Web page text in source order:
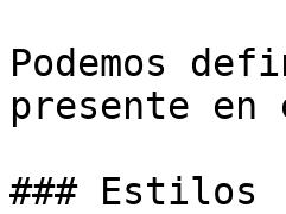
Podemos
presente
### Estilos